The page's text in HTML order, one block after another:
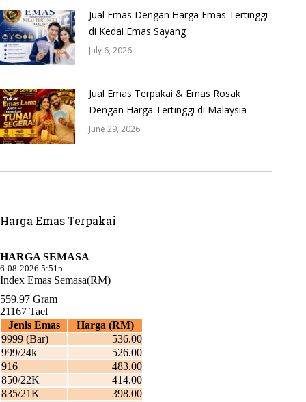
Jual Emas Dengan Harga Emas Tertinggi
di Kedai Emas Sayang
July 6, 2026
Jual Emas Terpakai & Emas Rosak
Dengan Harga Tertinggi di Malaysia
June 29, 2026
Harga Emas Terpakai